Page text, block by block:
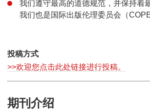
我们遵守最高的道德规范，并保持着
我们也是国际出版伦理委员会（
投稿方式
>>欢迎您点击此处链接进行投稿。
期刊介绍